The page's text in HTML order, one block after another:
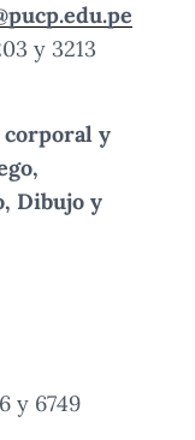
y 3213
corporal y
Dibujo y
y 6749